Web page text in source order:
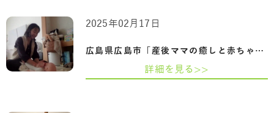
広島県広島市「産後ママの癒しと赤ちゃん…
2025年02月17日
詳細を見る>>